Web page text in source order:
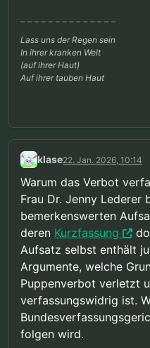
Lass uns der Regen sein
In ihrer kranken Welt
(auf ihrer Haut)
Auf ihrer tauben Haut
klase22. Jan. 2026, 10:14
Warum das Verbot
Frau Dr. Jenny Lederer
bemerkenswerten
deren Kurzfassung
Aufsatz selbst enthält
Argumente, welche
Puppenverbot verletzt
verfassungswidrig ist.
folgen wird.